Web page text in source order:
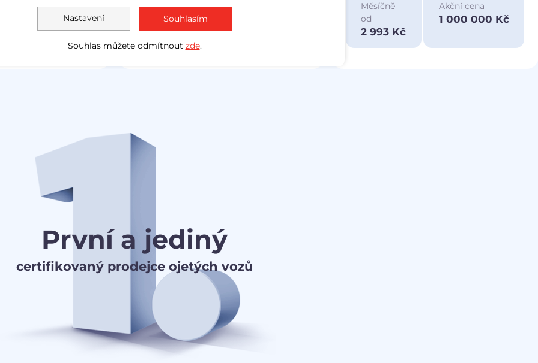
Měsíčně
Měsíčně
od
2 993 Kč
Akční cena
1 000 000 Kč
První a jediný
certifikovaný prodejce ojetých vozů
Nastavení Souhlasím
Souhlas můžete odmítnout zde.